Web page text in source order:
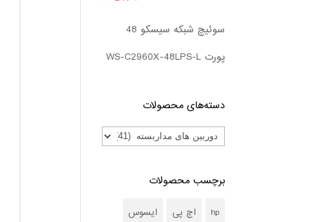
سوئیچ شبکه سیسکو 48
پورت WS-C2960X-48LPS-L
دسته‌های محصولات
برچسب محصولات
hp اچ پی ایسوس